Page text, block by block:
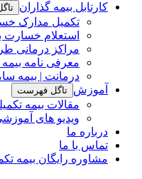
کارتابل بیمه گذاران
تکمیل مدارک
استعلام خسارت
مراکز درمانی
معرفی نامه
درمانت | بیمه
آموزش تاگل فهرست
مقالات بیمه
ویدیو های
درباره ما
تماس با ما
مشاوره رایگان بیمه